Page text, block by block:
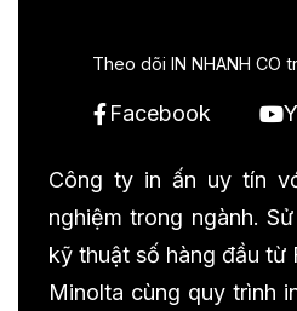
Theo dõi IN NHANH CO
Facebook
Công ty in ấn uy tín
nghiệm trong ngành.
kỹ thuật số hàng đầu từ
Minolta cùng quy trình